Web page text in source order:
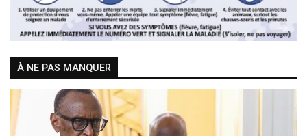
À NE PAS MANQUER